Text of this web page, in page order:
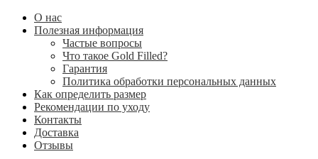
О нас
Полезная информация
Частые вопросы
Что такое Gold Filled?
Гарантия
Политика обработки персональных данных
Как определить размер
Рекомендации по уходу
Контакты
Доставка
Отзывы